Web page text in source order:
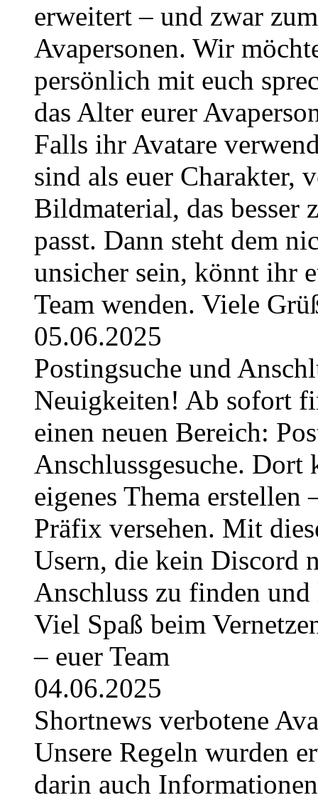
erweitert – und zwar
Avapersonen. Wir
persönlich mit euch
das Alter eurer
Falls ihr Avatare
sind als euer Charakter,
Bildmaterial, das besser
passt. Dann steht dem
unsicher sein, könnt ihr
Team wenden. Viele
05.06.2025
Postingsuche und
Neuigkeiten! Ab sofort
einen neuen Bereich:
Anschlussgesuche.
eigenes Thema erstellen
Präfix versehen. Mit
Usern, die kein Discord
Anschluss zu finden
Viel Spaß beim
– euer Team
04.06.2025
Shortnews verbotene
Unsere Regeln wurden
darin auch